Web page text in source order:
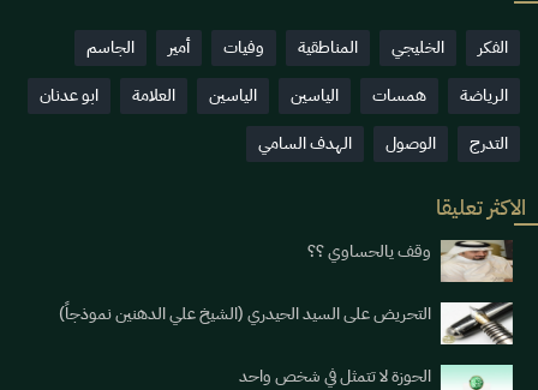
الفكر الخليجي المناطقية وفيات أمير
الجاسم
الرياضة
همسات الياسين الياسين العلامة
ابو عدنان
التدرج
الوصول الهدف السامي
الاكثر تعليقا
وقف يالحساوي ؟؟
التحريض على السيد الحيدري (الشيخ علي الدهنين نموذجاً)
الحوزة لا تتمثل في شخص واحد